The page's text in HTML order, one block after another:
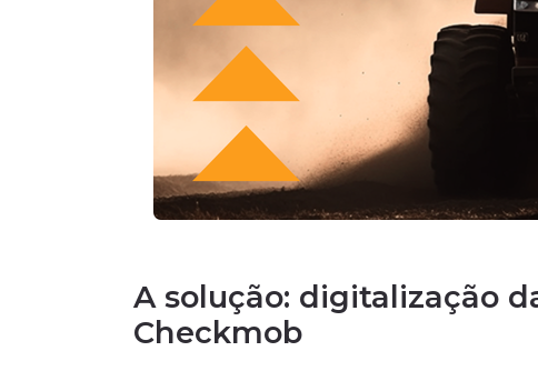
A solução: digitalização
Checkmob